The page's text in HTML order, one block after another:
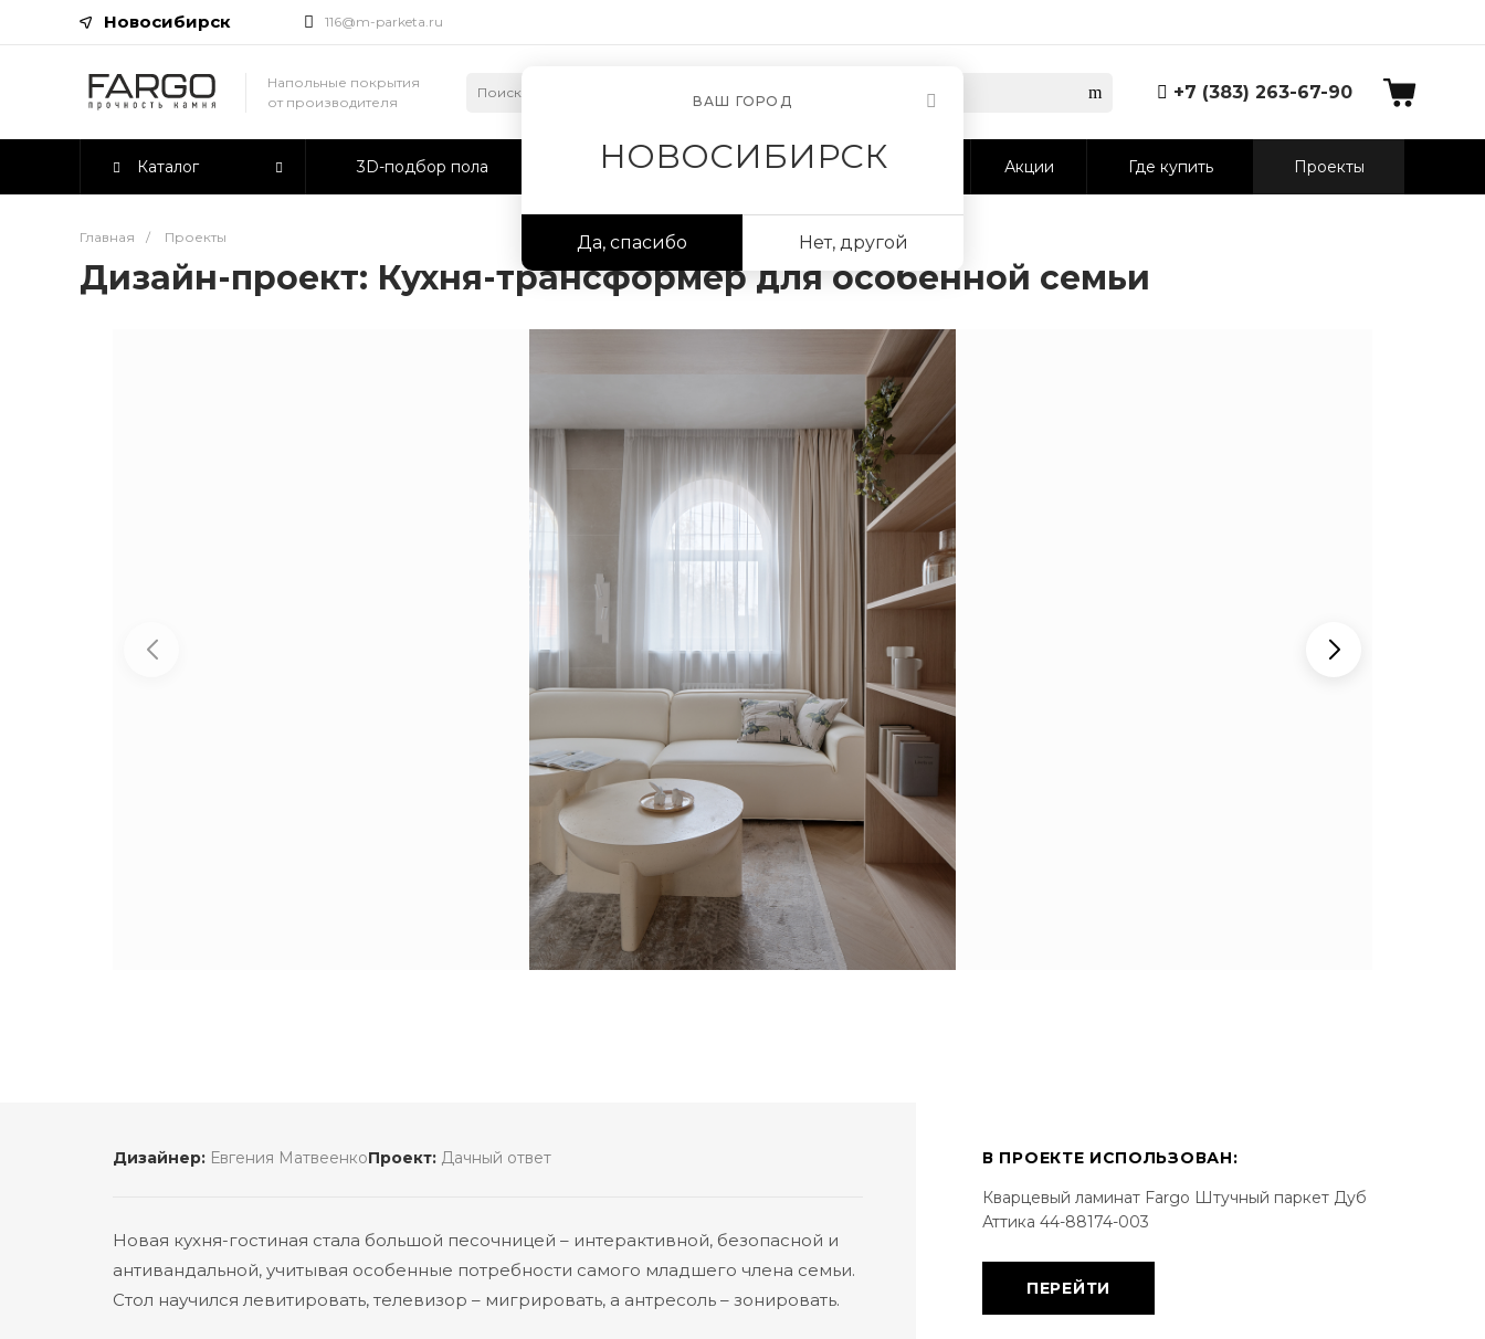
Новосибирск
ВАШ ГОРОД
НОВОСИБИРСК
Да, спасибо Нет, другой
116@m-parketa.ru
Напольные покрытия
от производителя
+7 (383) 263-67-90
Каталог 3D-подбор пола Сотрудничество Информация Акции Где купить Проекты
Главная / Проекты
Дизайн-проект: Кухня-трансформер для особенной семьи
Дизайнер: Евгения МатвеенкоПроект: Дачный ответ
Новая кухня-гостиная стала большой песочницей – интерактивной, безопасной и
антивандальной, учитывая особенные потребности самого младшего члена семьи.
Стол научился левитировать, телевизор – мигрировать, а антресоль – зонировать.
В ПРОЕКТЕ ИСПОЛЬЗОВАН:
Кварцевый ламинат Fargo Штучный паркет Дуб
Аттика 44-88174-003
ПЕРЕЙТИ